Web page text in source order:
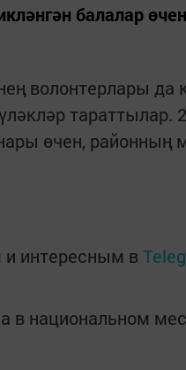
балалар
волонтерлары да
тараттылар.
өчен, районның
интересным в
в национальном